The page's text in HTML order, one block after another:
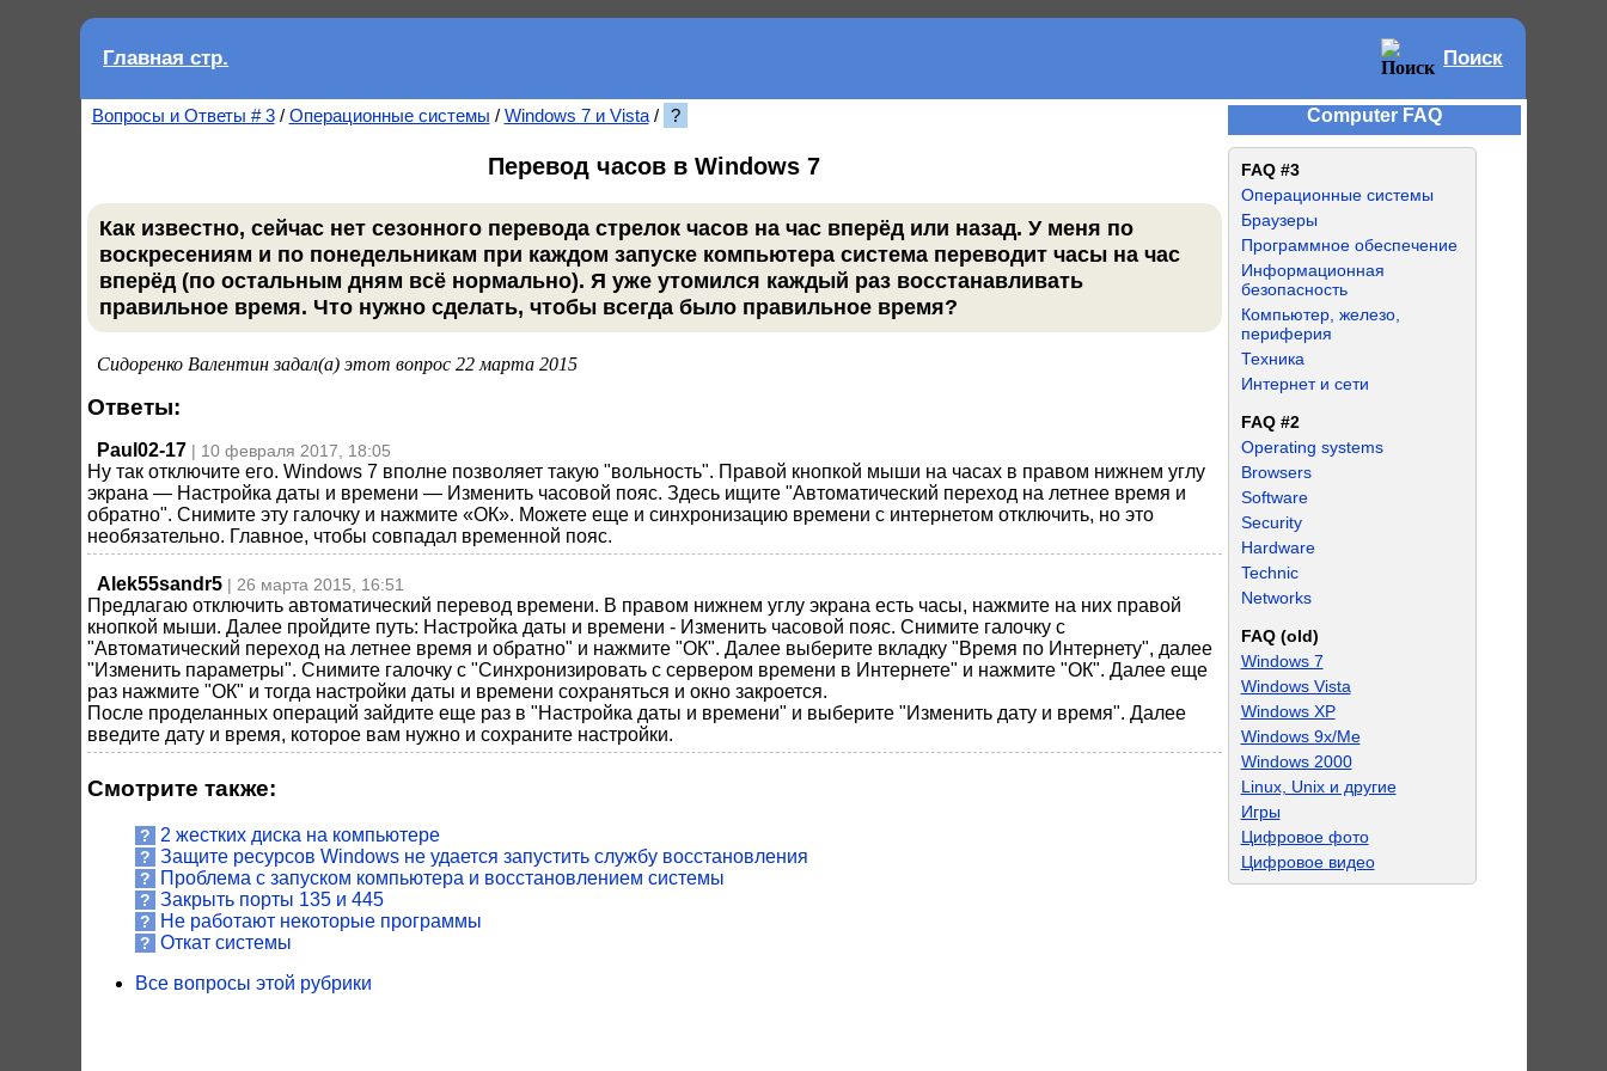
Главная стр. Поиск
Вопросы и Ответы # 3/ Операционные системы / Windows 7 и Vista/ ?
Перевод часов в Windows 7
Как известно, сейчас нет сезонного перевода стрелок часов на час вперёд или назад. У меня по
воскресениям и по понедельникам при каждом запуске компьютера система переводит часы на час
вперёд (по остальным дням всё нормально). Я уже утомился каждый раз восстанавливать
правильное время. Что нужно сделать, чтобы всегда было правильное время?
Сидоренко Валентин задал(а) этот вопрос 22 марта 2015
Ответы:
Paul02-17 | 10 февраля 2017, 18:05
Ну так отключите его. Windows 7 вполне позволяет такую "вольность". Правой кнопкой мыши на часах в правом нижнем углу
экрана — Настройка даты и времени — Изменить часовой пояс. Здесь ищите "Автоматический переход на летнее время и
обратно". Снимите эту галочку и нажмите «ОК». Можете еще и синхронизацию времени с интернетом отключить, но это
необязательно. Главное, чтобы совпадал временной пояс.
Alek55sandr5 | 26 марта 2015, 16:51
Предлагаю отключить автоматический перевод времени. В правом нижнем углу экрана есть часы, нажмите на них правой
кнопкой мыши. Далее пройдите путь: Настройка даты и времени - Изменить часовой пояс. Снимите галочку с
"Автоматический переход на летнее время и обратно" и нажмите "ОК". Далее выберите вкладку "Время по Интернету", далее
"Изменить параметры". Снимите галочку с "Синхронизировать с сервером времени в Интернете" и нажмите "ОК". Далее еще
раз нажмите "ОК" и тогда настройки даты и времени сохраняться и окно закроется.
После проделанных операций зайдите еще раз в "Настройка даты и времени" и выберите "Изменить дату и время". Далее
введите дату и время, которое вам нужно и сохраните настройки.
Смотрите также:
? 2 жестких диска на компьютере
? Защите ресурсов Windows не удается запустить службу восстановления
? Проблема с запуском компьютера и восстановлением системы
? Закрыть порты 135 и 445
? Не работают некоторые программы
? Откат системы
Все вопросы этой рубрики
Computer FAQ
FAQ #3
Операционные системы
Браузеры
Программное обеспечение
Информационная
безопасность
Компьютер, железо,
периферия
Техника
Интернет и сети
FAQ #2
Operating systems
Browsers
Software
Security
Hardware
Technic
Networks
FAQ (old)
Windows 7
Windows Vista
Windows XP
Windows 9x/Me
Windows 2000
Linux, Unix и другие
Игры
Цифровое фото
Цифровое видео